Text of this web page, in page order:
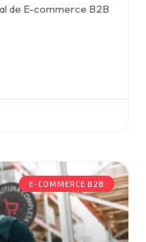
de E-commerce B2B
E-COMMERCE B2B